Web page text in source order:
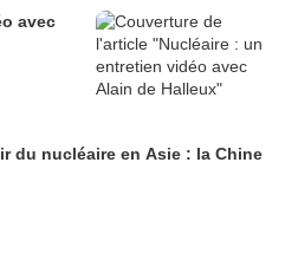
avec
du nucléaire en Asie : la Chine